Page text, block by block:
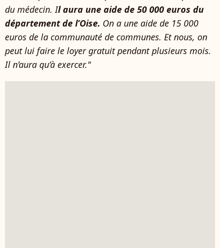
du médecin. Il aura une aide de 50 000 euros du
département de l’Oise. On a une aide de 15 000
euros de la communauté de communes. Et nous, on
peut lui faire le loyer gratuit pendant plusieurs mois.
Il n’aura qu’à exercer."